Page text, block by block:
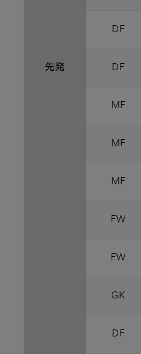
先発
DF
DF
MF
MF
MF
FW
FW
GK
DF